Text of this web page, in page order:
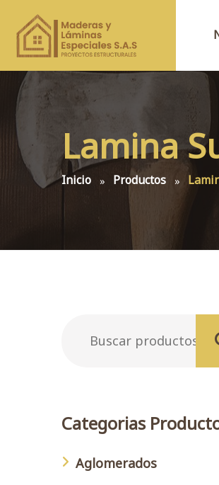
Lamina
Inicio Productos
Categorias
Aglomerados